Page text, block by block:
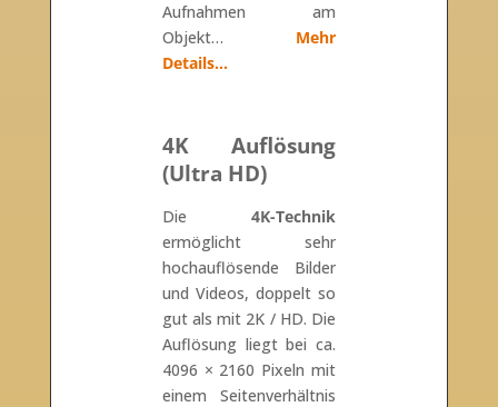
Aufnahmen am
Objekt… Mehr
Details…
4K Auflösung
(Ultra HD)
Die4K-Technik
ermöglicht sehr
hochauflösende Bilder
und Videos, doppelt so
gut als mit 2K / HD. Die
Auflösung liegt bei ca.
4096 × 2160 Pixeln mit
einem Seitenverhältnis